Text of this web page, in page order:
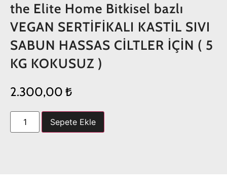
the Elite Home Bitkisel bazlı
VEGAN SERTİFİKALI KASTİL SIVI
SABUN HASSAS CİLTLER İÇİN ( 5
KG KOKUSUZ )
2.300,00 ₺
Sepete Ekle